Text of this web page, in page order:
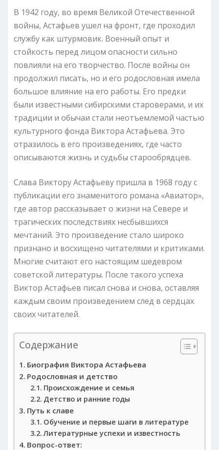
В 1942 году, во время Великой Отечественной
войны, Астафьев ушел на фронт, где проходил
службу как штурмовик. Военный опыт и
стойкость перед лицом опасности сильно
повлияли на его творчество. После войны он
продолжил писать, но и его родословная имела
большое влияние на его работы. Его предки
были известными сибирскими староверами, и их
традиции и обычаи стали неотъемлемой частью
культурного фонда Виктора Астафьева. Это
отразилось в его произведениях, где часто
описываются жизнь и судьбы старообрядцев.
Слава Виктору Астафьеву пришла в 1968 году с
публикации его знаменитого романа «Авиатор»,
где автор рассказывает о жизни на Севере и
трагических последствиях несбывшихся
мечтаний. Это произведение стало широко
признано и восхищено читателями и критиками.
Многие считают его настоящим шедевром
советской литературы. После такого успеха
Виктор Астафьев писал снова и снова, оставляя
каждым своим произведением след в сердцах
своих читателей.
Содержание
Биография Виктора Астафьева
Родословная и детство
Происхождение и семья
Детство и ранние годы
Путь к славе
Обучение и первые шаги в литературе
Литературные успехи и известность
Вопрос-ответ: